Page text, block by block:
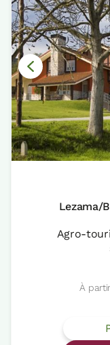
Lezama/
Agro-
À